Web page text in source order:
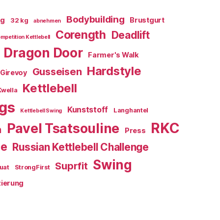
32 kg abnehmen Bodybuilding Brustgurt
Kettlebell Corength Deadlift
Dragon Door Farmer's Walk
Girevoy Gusseisen Hardstyle
Kettlebell
Kettlebell Swing Kunststoff Langhantel
Pavel Tsatsouline Press RKC
Russian Kettlebell Challenge
StrongFirst Suprfit Swing